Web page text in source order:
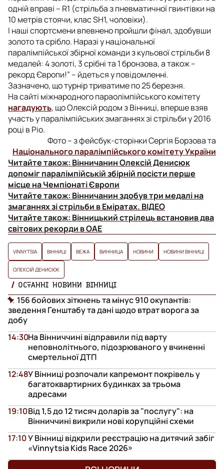
одній вправі – R1 (стрільба з пневматичної гвинтівки на
10 метрів стоячи, клас SH1, чоловіки).
І наші спортсмени впевнено пройшли фінал, здобувши
золото та срібло. Наразі у національної
паралімпійської збірної команди з кульової стрільби 8
медалей: 4 золоті, 3 срібні та 1 бронзова, а також –
рекорд Європи!” – йдеться у повідомленні.
Зазначено, що турнір триватиме по 25 березня.
На сайті міжнародного параолімпійського комітету
нагадують, що Олексій родом з Вінниці, вперше взяв
участь у паралімпійських змаганнях зі стрільби у 2016
році в Ріо.
Фото – з фейсбук-сторінки Сергія Борзова та
Національного паралімпійського комітету України
Читайте також: Вінничанин Олексій Денисюк
допоміг паралімпійській збірній посісти перше
місце на Чемпіонаті Європи
Читайте також: Вінничанин здобув три медалі на
змаганнях зі стрільби в Еміратах. ВІДЕО
Читайте також: Вінницький стрілець встановив два
світових рекорди в ОАЕ
VINNYTSIA ВІННИЦІ ВЕЖА ВИННИЦА НОВИНИ НОВИНИ ВІННИЦІ
ОЛЕКСІЙ ДЕНИСЮК
ОСТАННІ НОВИНИ ВІННИЦІ
156 бойових зіткнень та мінус 910 окупантів:
зведення Генштабу та дані щодо втрат ворога за
добу
На Вінниччині відправили під варту
неповнолітнього, підозрюваного у вчиненні
смертельної ДТП
14:30
У Вінниці розпочали капремонт покрівель у
багатоквартирних будинках за трьома
адресами
12:48
Від 1,5 до 12 тисяч доларів за "послугу": на
Вінниччині викрили нові корупційні схеми
19:10
У Вінниці відкрили реєстрацію на дитячий забіг
«Vinnytsia Kids Race 2026»
17:10